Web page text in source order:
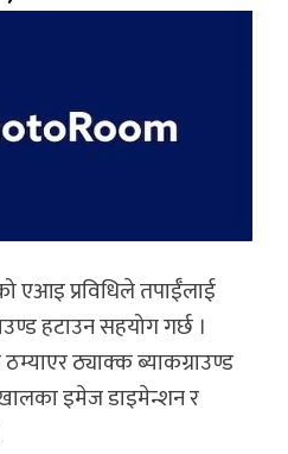
एआइ प्रविधिले तपाईँलाई
हटाउन सहयोग गर्छ ।
ठ्याक्क ब्याकग्राउण्ड
इमेज डाइमेन्शन र